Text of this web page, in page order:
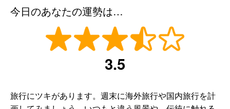
今日のあなたの運勢は…
3.5
旅行にツキがあります。週末に海外旅行や国内旅行を計